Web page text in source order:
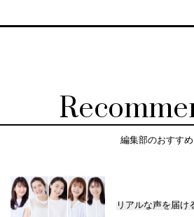
編集部のおすすめ
リアルな声を届け